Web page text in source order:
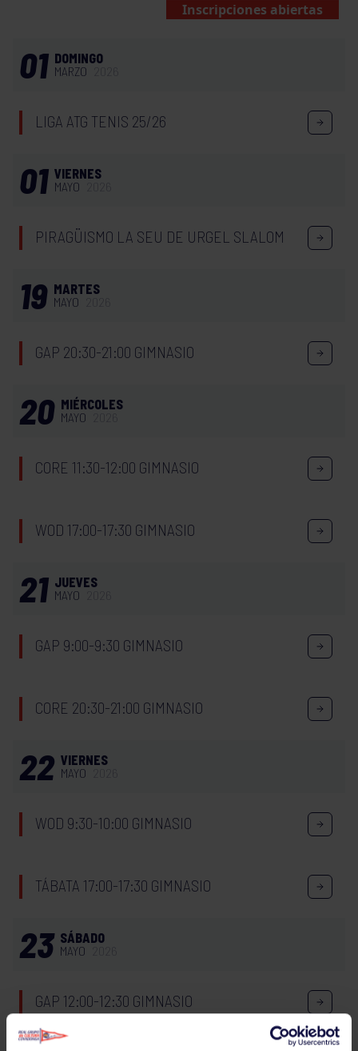
Inscripciones abiertas
01 DOMINGO
MARZO
LIGA ATG TENIS 25/26
01 VIERNES
MAYO
PIRAGÜISMO LA SEU DE URGEL SLALOM
19 MARTES
MAYO
GAP 20:30-21:00 GIMNASIO
20 MIÉRCOLES
MAYO
CORE 11:30-12:00 GIMNASIO
WOD 17:00-17:30 GIMNASIO
21 JUEVES
MAYO
GAP 9:00-9:30 GIMNASIO
CORE 20:30-21:00 GIMNASIO
22 VIERNES
MAYO
WOD 9:30-10:00 GIMNASIO
TÁBATA 17:00-17:30 GIMNASIO
23 SÁBADO
MAYO
GAP 12:00-12:30 GIMNASIO